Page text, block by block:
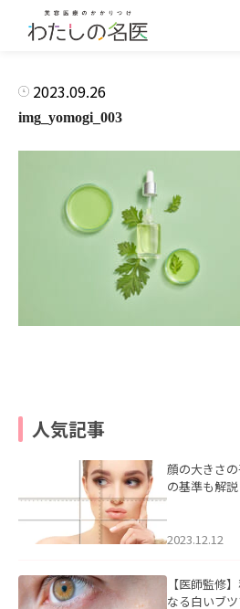
2023.09.26
img_yomogi_003
人気記事
顔の大きさ
の基準も解説
2023.12.12
【医師監修
なる白いブ